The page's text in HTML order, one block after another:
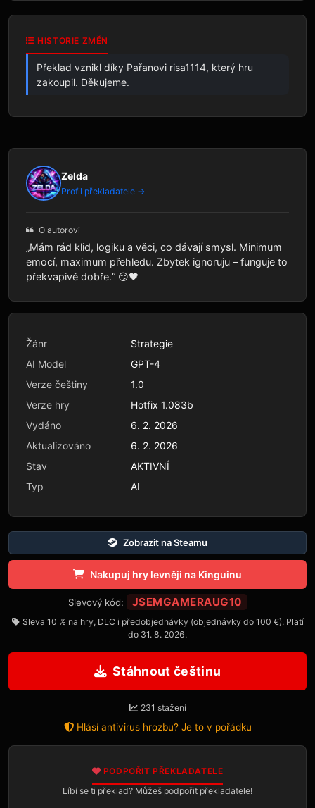
HISTORIE ZMĚN
Překlad vznikl díky Pařanovi risa1114, který hru
zakoupil. Děkujeme.
Zelda
Profil překladatele →
O autorovi
„Mám rád klid, logiku a věci, co dávají smysl. Minimum
emocí, maximum přehledu. Zbytek ignoruju – funguje to
překvapivě dobře.“ 😏🖤
Žánr
Strategie
AI Model
GPT-4
Verze češtiny
1.0
Verze hry
Hotfix 1.083b
Vydáno
6. 2. 2026
Aktualizováno
6. 2. 2026
Stav
AKTIVNÍ
Typ
AI
Zobrazit na Steamu
Nakupuj hry levněji na Kinguinu
Slevový kód: JSEMGAMERAUG10
Sleva 10 % na hry, DLC i předobjednávky (objednávky do 100 €). Platí
do 31. 8. 2026.
Stáhnout češtinu
231 stažení
Hlásí antivirus hrozbu? Je to v pořádku
PODPOŘIT PŘEKLADATELE
Líbí se ti překlad? Můžeš podpořit překladatele!